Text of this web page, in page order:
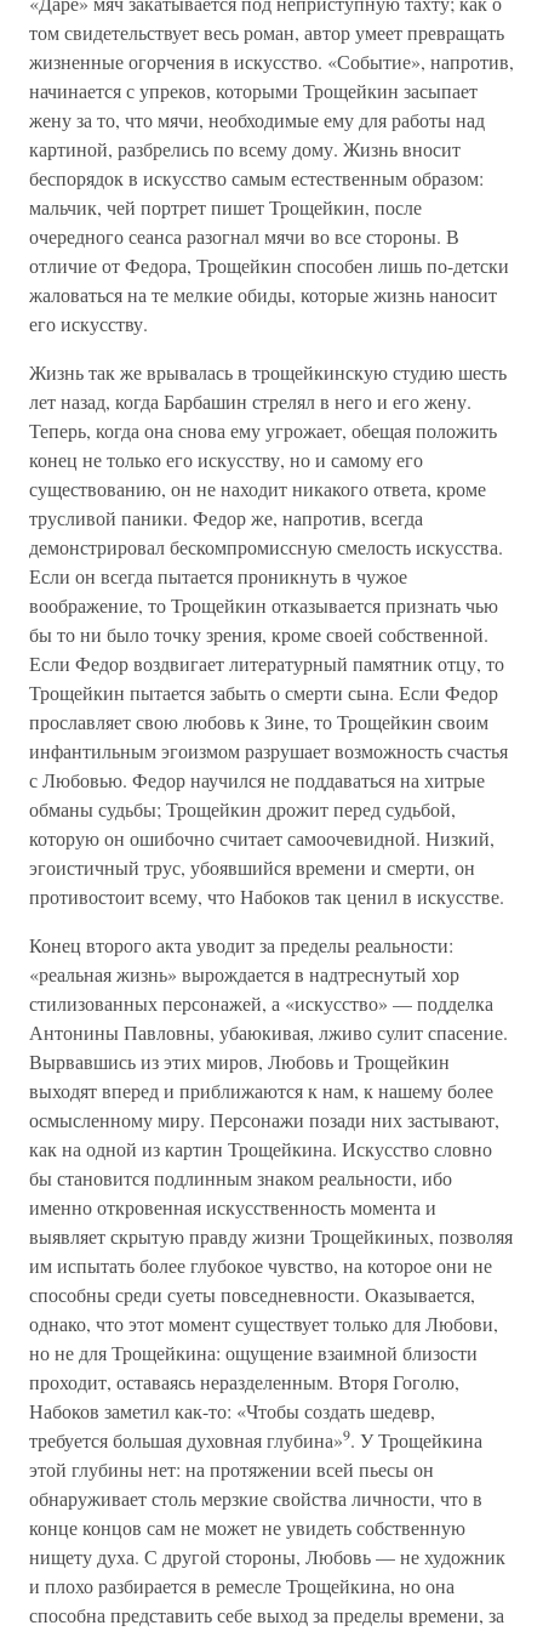
том свидетельствует весь роман, автор умеет превращать
жизненные огорчения в искусство. «Событие», напротив,
начинается с упреков, которыми Трощейкин засыпает
жену за то, что мячи, необходимые ему для работы над
картиной, разбрелись по всему дому. Жизнь вносит
беспорядок в искусство самым естественным образом:
мальчик, чей портрет пишет Трощейкин, после
очередного сеанса разогнал мячи во все стороны. В
отличие от Федора, Трощейкин способен лишь по-детски
жаловаться на те мелкие обиды, которые жизнь наносит
его искусству.
Жизнь так же врывалась в трощейкинскую студию шесть
лет назад, когда Барбашин стрелял в него и его жену.
Теперь, когда она снова ему угрожает, обещая положить
конец не только его искусству, но и самому его
существованию, он не находит никакого ответа, кроме
трусливой паники. Федор же, напротив, всегда
демонстрировал бескомпромиссную смелость искусства.
Если он всегда пытается проникнуть в чужое
воображение, то Трощейкин отказывается признать чью
бы то ни было точку зрения, кроме своей собственной.
Если Федор воздвигает литературный памятник отцу, то
Трощейкин пытается забыть о смерти сына. Если Федор
прославляет свою любовь к Зине, то Трощейкин своим
инфантильным эгоизмом разрушает возможность счастья
с Любовью. Федор научился не поддаваться на хитрые
обманы судьбы; Трощейкин дрожит перед судьбой,
которую он ошибочно считает самоочевидной. Низкий,
эгоистичный трус, убоявшийся времени и смерти, он
противостоит всему, что Набоков так ценил в искусстве.
Конец второго акта уводит за пределы реальности:
«реальная жизнь» вырождается в надтреснутый хор
стилизованных персонажей, а «искусство» — подделка
Антонины Павловны, убаюкивая, лживо сулит спасение.
Вырвавшись из этих миров, Любовь и Трощейкин
выходят вперед и приближаются к нам, к нашему более
осмысленному миру. Персонажи позади них застывают,
как на одной из картин Трощейкина. Искусство словно
бы становится подлинным знаком реальности, ибо
именно откровенная искусственность момента и
выявляет скрытую правду жизни Трощейкиных, позволяя
им испытать более глубокое чувство, на которое они не
способны среди суеты повседневности. Оказывается,
однако, что этот момент существует только для Любови,
но не для Трощейкина: ощущение взаимной близости
проходит, оставаясь неразделенным. Вторя Гоголю,
Набоков заметил как-то: «Чтобы создать шедевр,
требуется большая духовная глубина»9. У Трощейкина
этой глубины нет: на протяжении всей пьесы он
обнаруживает столь мерзкие свойства личности, что в
конце концов сам не может не увидеть собственную
нищету духа. С другой стороны, Любовь — не художник
и плохо разбирается в ремесле Трощейкина, но она
способна представить себе выход за пределы времени, за